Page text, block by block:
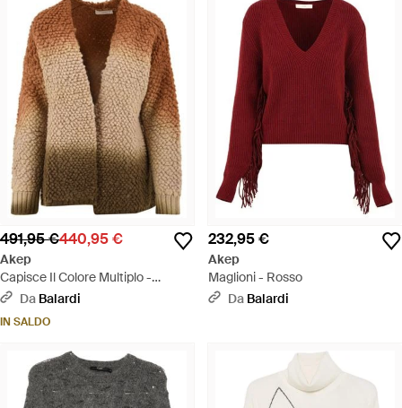
491,95 €440,95 €
Akep
Capisce Il Colore Multiplo -
Marrone
Da Balardi
IN SALDO
232,95 €
Akep
Maglioni - Rosso
Da Balardi